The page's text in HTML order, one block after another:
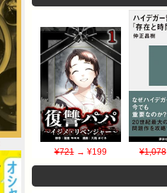
¥721→ ¥199 ¥1,078